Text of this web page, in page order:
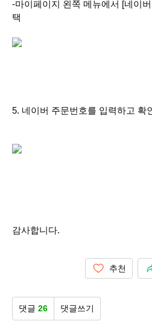
-마이페이지 왼쪽 메뉴에서 [네이
택
5. 네이버 주문번호를 입력하고 확
감사합니다.
추천
댓글 26 댓글쓰기